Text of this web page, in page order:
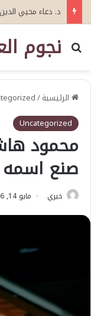
نجوم
بحث عن
الرئيسية/
Uncategorized
محمود
صنع اسمه
خيري مايو 14, 2026